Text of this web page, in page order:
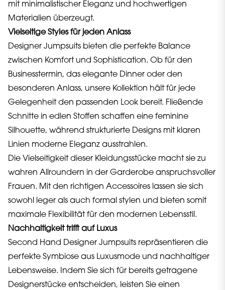
mit minimalistischer Eleganz und hochwertigen
Materialien überzeugt.
Vielseitige Styles für jeden Anlass
Designer Jumpsuits bieten die perfekte Balance
zwischen Komfort und Sophistication. Ob für den
Businesstermin, das elegante Dinner oder den
besonderen Anlass, unsere Kollektion hält für jede
Gelegenheit den passenden Look bereit. Fließende
Schnitte in edlen Stoffen schaffen eine feminine
Silhouette, während strukturierte Designs mit klaren
Linien moderne Eleganz ausstrahlen.
Die Vielseitigkeit dieser Kleidungsstücke macht sie zu
wahren Allroundern in der Garderobe anspruchsvoller
Frauen. Mit den richtigen Accessoires lassen sie sich
sowohl leger als auch formal stylen und bieten somit
maximale Flexibilität für den modernen Lebensstil.
Nachhaltigkeit trifft auf Luxus
Second Hand Designer Jumpsuits repräsentieren die
perfekte Symbiose aus Luxusmode und nachhaltiger
Lebensweise. Indem Sie sich für bereits getragene
Designerstücke entscheiden, leisten Sie einen